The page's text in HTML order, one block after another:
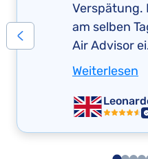
Verspätung.
am selben
Air Advisor
Weiterlesen